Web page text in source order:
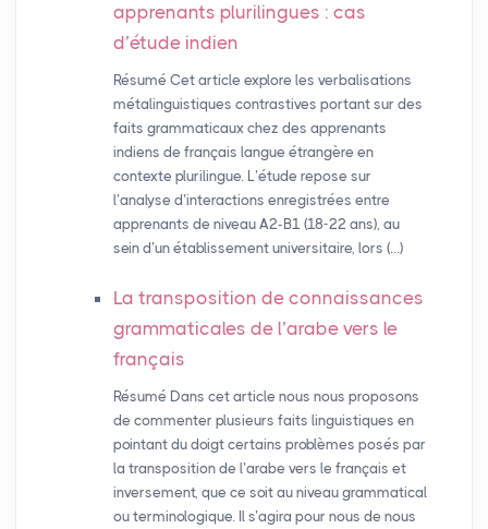
apprenants plurilingues : cas
d’étude indien
Résumé Cet article explore les verbalisations
métalinguistiques contrastives portant sur des
faits grammaticaux chez des apprenants
indiens de français langue étrangère en
contexte plurilingue. L’étude repose sur
l’analyse d’interactions enregistrées entre
apprenants de niveau A2-B1 (18-22 ans), au
sein d’un établissement universitaire, lors (…)
La transposition de connaissances
grammaticales de l’arabe vers le
français
Résumé Dans cet article nous nous proposons
de commenter plusieurs faits linguistiques en
pointant du doigt certains problèmes posés par
la transposition de l’arabe vers le français et
inversement, que ce soit au niveau grammatical
ou terminologique. Il s’agira pour nous de nous